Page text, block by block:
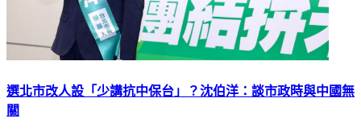
選北市改人設「少講抗中保台」？沈伯洋：談市政時與中國無
關